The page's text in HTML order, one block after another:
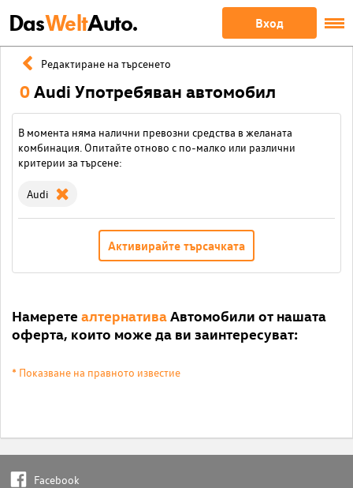
DasWeltAuto. Вход
Редактиране на търсенето
0Audi Употребяван автомобил
В момента няма налични превозни средства в желаната
комбинация. Опитайте отново с по-малко или различни
критерии за търсене:
Audi
Активирайте търсачката
Намерете алтернативаАвтомобили от нашата
оферта, които може да ви заинтересуват:
* Показване на правното известие
Facebook